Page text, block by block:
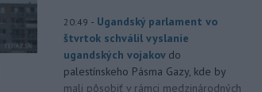
20:49 - Ugandský parlament vo
štvrtok schválil vyslanie
ugandských vojakov do
palestínskeho Pásma Gazy, kde by
mali pôsobiť v rámci medzinárodných